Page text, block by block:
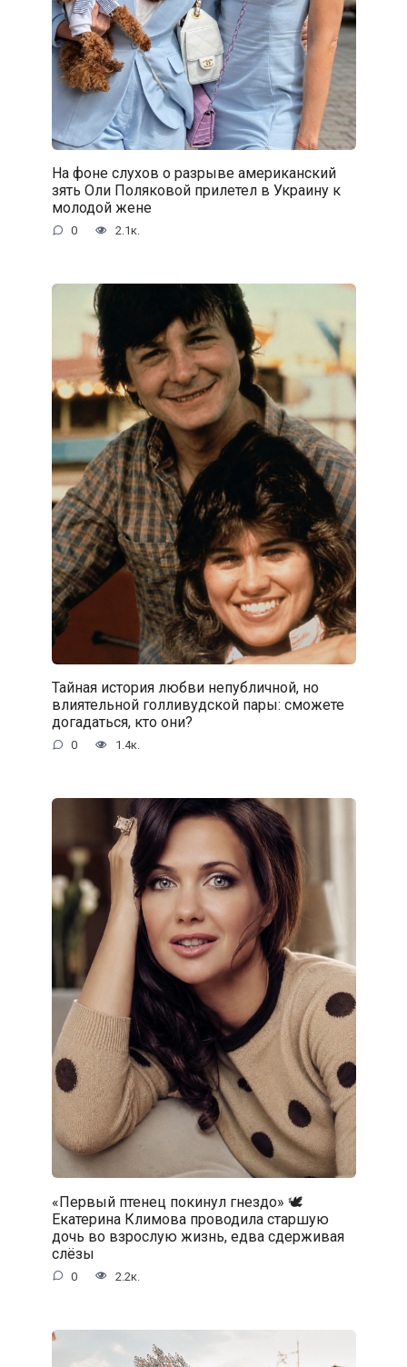
На фоне слухов о разрыве американский
зять Оли Поляковой прилетел в Украину к
молодой жене
0 2.1к.
Тайная история любви непубличной, но
влиятельной голливудской пары: сможете
догадаться, кто они?
0 1.4к.
«Первый птенец покинул гнездо» 🕊️
Екатерина Климова проводила старшую
дочь во взрослую жизнь, едва сдерживая
слёзы
0 2.2к.